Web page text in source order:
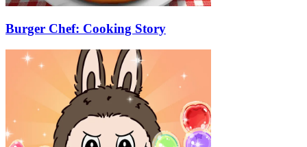
Burger Chef: Cooking Story